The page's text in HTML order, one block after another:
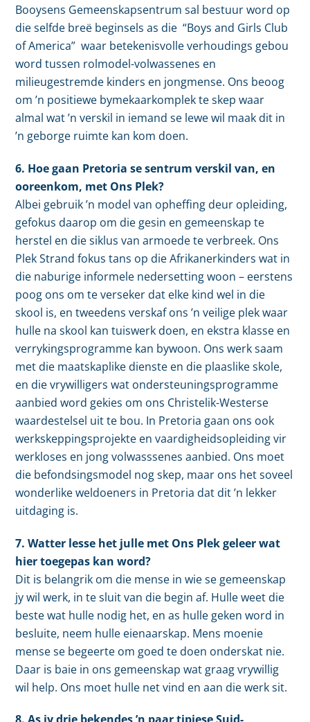
Booysens Gemeenskapsentrum sal bestuur word op
die selfde breë beginsels as die “Boys and Girls Club
of America” waar betekenisvolle verhoudings gebou
word tussen rolmodel-volwassenes en
milieugestremde kinders en jongmense. Ons beoog
om ’n positiewe bymekaarkomplek te skep waar
almal wat ’n verskil in iemand se lewe wil maak dit in
’n geborge ruimte kan kom doen.
6. Hoe gaan Pretoria se sentrum verskil van, en
ooreenkom, met Ons Plek?
Albei gebruik ’n model van opheffing deur opleiding,
gefokus daarop om die gesin en gemeenskap te
herstel en die siklus van armoede te verbreek. Ons
Plek Strand fokus tans op die Afrikanerkinders wat in
die naburige informele nedersetting woon – eerstens
poog ons om te verseker dat elke kind wel in die
skool is, en tweedens verskaf ons ’n veilige plek waar
hulle na skool kan tuiswerk doen, en ekstra klasse en
verrykingsprogramme kan bywoon. Ons werk saam
met die maatskaplike dienste en die plaaslike skole,
en die vrywilligers wat ondersteuningsprogramme
aanbied word gekies om ons Christelik-Westerse
waardestelsel uit te bou. In Pretoria gaan ons ook
werkskeppingsprojekte en vaardigheidsopleiding vir
werkloses en jong volwasssenes aanbied. Ons moet
die befondsingsmodel nog skep, maar ons het soveel
wonderlike weldoeners in Pretoria dat dit ’n lekker
uitdaging is.
7. Watter lesse het julle met Ons Plek geleer wat
hier toegepas kan word?
Dit is belangrik om die mense in wie se gemeenskap
jy wil werk, in te sluit van die begin af. Hulle weet die
beste wat hulle nodig het, en as hulle geken word in
besluite, neem hulle eienaarskap. Mens moenie
mense se begeerte om goed te doen onderskat nie.
Daar is baie in ons gemeenskap wat graag vrywillig
wil help. Ons moet hulle net vind en aan die werk sit.